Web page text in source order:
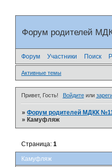
Форум родителей
Форум Участники Поиск
Активные темы
Привет, Гость! Войдитеили
»Форум родителей МДКК
»Камуфляж
Камуфляж
Страница:1